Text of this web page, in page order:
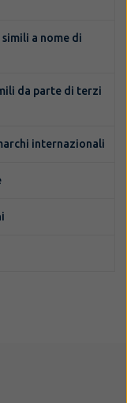
a nome di
da parte di terzi
internazionali